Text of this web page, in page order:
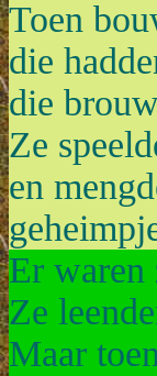
Toen
die
die
Ze
en
Er waren
Ze
Maar